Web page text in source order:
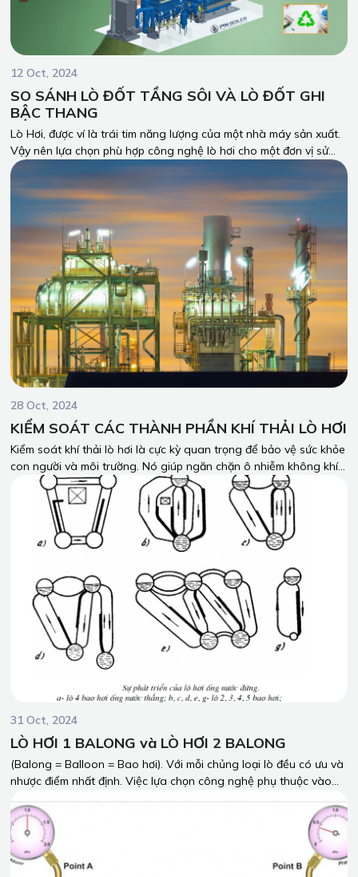
12 Oct, 2024
SO SÁNH LÒ ĐỐT TẦNG SÔI VÀ LÒ ĐỐT GHI
BẬC THANG
Lò Hơi, được ví là trái tim năng lượng của một nhà máy sản xuất.
Vậy nên lựa chọn phù hợp công nghệ lò hơi cho một đơn vị sử
dụng nhiệt sản xuất là yếu tố quyết định đến tính ổn định cho
sản xuất, tính hiệu quả kinh tế, hiệu quả sử dụng năng lượng.
28 Oct, 2024
KIỂM SOÁT CÁC THÀNH PHẦN KHÍ THẢI LÒ HƠI
Kiểm soát khí thải lò hơi là cực kỳ quan trọng để bảo vệ sức khỏe
con người và môi trường. Nó giúp ngăn chặn ô nhiễm không khí,
bảo vệ nguồn nước và đất, đồng thời giảm thiểu biến đổi khí hậu.
Ngoài ra, việc kiểm soát khí thải còn mang lại lợi ích kinh tế cho
doanh nghiệp, tiết kiệm năng lượng và nâng cao uy tín. Đây
không chỉ là yêu cầu pháp lý mà còn là trách nhiệm xã hội và
chiến lược phát triển bền vững.
31 Oct, 2024
LÒ HƠI 1 BALONG và LÒ HƠI 2 BALONG
(Balong = Balloon = Bao hơi). Với mỗi chủng loại lò đều có ưu và
nhược điểm nhất định. Việc lựa chọn công nghệ phụ thuộc vào
lò hơi phù hợp là yếu tố quyết định cho sự ổn định vận hành của
thiết bị, ổn định sản xuất của doanh nghiệp, chi phí đầu tư trên
hiệu quả mang lại của thiết bị. Vậy nên, hy vọng bài viết có thể
đưa ra được câu trả lời cho quý khách hàng có thể nhìn nhận và